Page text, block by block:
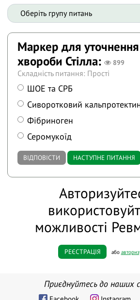
Маркер для уточнення
хвороби Стілла:
899
Складність питання: Прості
ШОЕ та СРБ
Сиворотковий
Фібриноген
Серомукоїд
ВІДПОВІСТИ НАСТУПНЕ ПИТАННЯ
можливості
РЕЄСТРАЦІЯ або
Приєднуйтесь до наших